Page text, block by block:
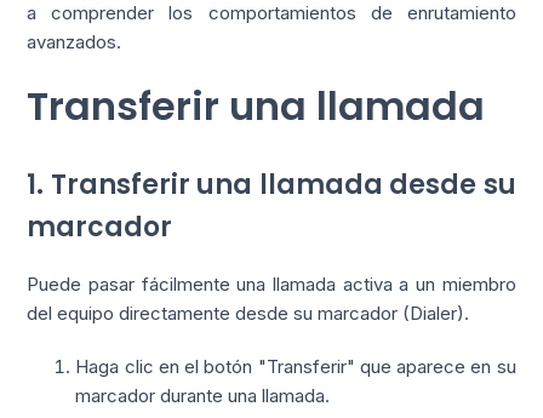
a comprender los comportamientos de enrutamiento
avanzados.
Transferir una llamada
1. Transferir una llamada desde su
marcador
Puede pasar fácilmente una llamada activa a un miembro
del equipo directamente desde su marcador (Dialer).
Haga clic en el botón "Transferir" que aparece en su
marcador durante una llamada.